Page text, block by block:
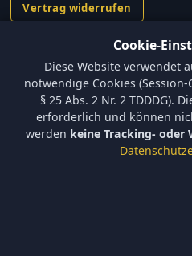
Vertrag widerrufen
Versand und
Batterieverordnung &
Datenschutz
Cookie-
Diese Website verwendet
notwendige Cookies
§ 25 Abs. 2 Nr. 2 TDDDG).
erforderlich und können
werden keine Tracking- oder